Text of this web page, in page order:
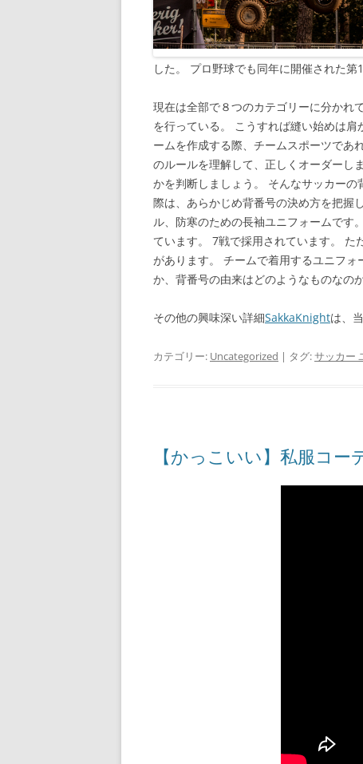
した。 プロ野球でも同年に開催された
現在は全部で８つのカテゴリーに分かれ
を行っている。 こうすれば縫い始めは
ームを作成する際、チームスポーツであ
のルールを理解して、正しくオーダーし
かを判断しましょう。 そんなサッカー
際は、あらかじめ背番号の決め方を把握
ル、防寒のための長袖ユニフォームです
ています。 7戦で採用されています。
があります。 チームで着用するユニフ
か、背番号の由来はどのようなものなの
その他の興味深い詳細SakkaKnightは、
カテゴリー: Uncategorized | タグ:サッカー
【かっこいい】私服コ